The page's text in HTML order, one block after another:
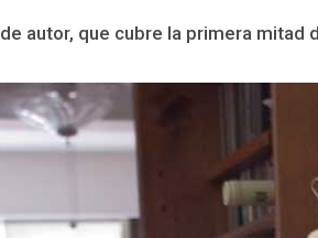
autor, que cubre la primera